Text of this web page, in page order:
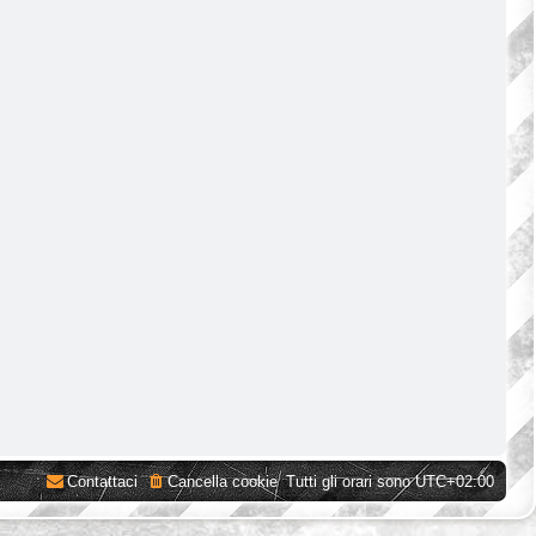
Tutti gli orari sonoUTC+02:00
Cancella cookie
Contattaci